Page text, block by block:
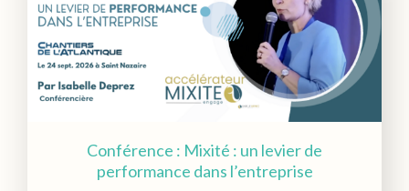
Conférence : Mixité : un levier de
performance dans l’entreprise